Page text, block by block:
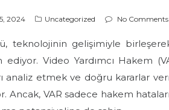
2024 Uncategorized No Comments
teknolojinin gelişimiyle
ediyor. Video Yardımcı Hakem
analiz etmek ve doğru kararlar
Ancak, VAR sadece hakem